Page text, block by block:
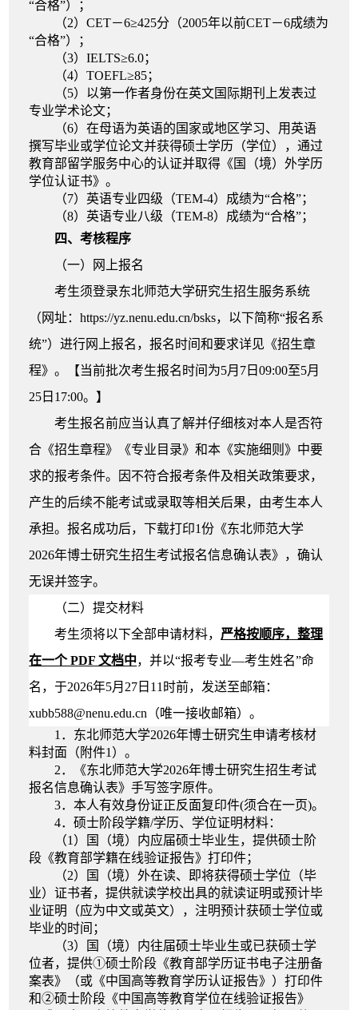
“合格”）；
（2）CET－6≥425分（2005年以前CET－6成绩为
“合格”）；
（3）IELTS≥6.0；
（4）TOEFL≥85；
（5）以第一作者身份在英文国际期刊上发表过
专业学术论文；
（6）在母语为英语的国家或地区学习、用英语
撰写毕业或学位论文并获得硕士学历（学位），通过
教育部留学服务中心的认证并取得《国（境）外学历
学位认证书》。
（7） 英语专业四级（TEM-4）成绩为“合格”；
（8）英语专业八级（TEM-8）成绩为“合格”；
四、考核程序
（一）网上报名
考生须登录东北师范大学研究生招生服务系统
（网址：https://yz.nenu.edu.cn/bsks，以下简称“报名系
统”）进行网上报名 ，报名时间和要求详见《招生章
程》。
【当前批次考生报名时间为5月7日09:00至5月
25日17:00。】
考生报名前应当认真了解并仔细核对本人是否符
合《招生章程》《专业目录》和本 《实施细则》中要
求的报考条件。因不符合报考条件及相关政策要求，
产生的后续不能考试或录取等相关后果，由考生本人
承担。报名成功后，下载打印1份 《东北师范大学
2026年博士研究生招生考试报名信息确认表》 ，确认
无误并签字。
（二）提交材料
考生须将以下全部申请材料， 严格按顺序，整理
在一个 PDF 文档中，并以“报考专业—考生姓名”命
名 ，于2026年5月 27 日 11 时前，发送至邮箱：
xubb588@nenu.edu.cn（唯一接收邮箱）。
1 ． 东北师范大学2026年博士研究生申请考核材
料封面 （ 附件1 ）。
2．
《东北师范大学2026年博士研究生招生考试
报名信息确认表》手写签字原件。
3．本人有效身份证正反面复印件(须合在一页)。
4．硕士阶段学籍/学历、学位证明材料：
（1 ）国（境）内应届硕士毕业生，提供硕士阶
段《教育部学籍在线验证报告》打印件；
（2）国（境）外在读、即将获得硕士学位（毕
业）证书者，提供就读学校出具的就读证明或预计毕
业证明（应为中文或英文），注明预计获硕士学位或
毕业的时间；
（3）国（境）内往届硕士毕业生或已获硕士学
位者，提供①硕士阶段《教育部学历证书电子注册备
案表》（或《中国高等教育学历认证报告》）打印件
和②硕士阶段《中国高等教育学位在线验证报告》